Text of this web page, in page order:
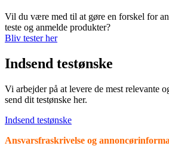
Vil du være med til at gøre en forskel for
teste og anmelde produkter?
Bliv tester her
Indsend testønske
Vi arbejder på at levere de mest relevante
send dit testønske her.
Indsend testønske
Ansvarsfraskrivelse og